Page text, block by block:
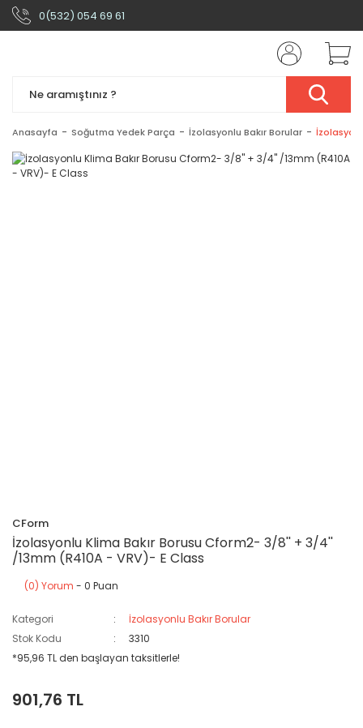
0(532) 054 69 61
Anasayfa Soğutma Yedek Parça İzolasyonlu Bakır Borular
CForm
İzolasyonlu Klima Bakır Borusu Cform2- 3/8'' + 3/4''
/13mm (R410A - VRV)- E Class
(0) Yorum - 0 Puan
Kategori
İzolasyonlu Bakır Borular
Stok Kodu
3310
*95,96 TL den başlayan taksitlerle!
901,76 TL